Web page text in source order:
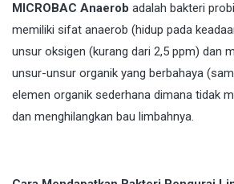
MICROBAC Anaerob adalah bakteri
memiliki sifat anaerob (hidup pada
unsur oksigen (kurang dari 2,5 ppm) dan
unsur-unsur organik yang berbahaya
elemen organik sederhana dimana tidak
dan menghilangkan bau limbahnya.